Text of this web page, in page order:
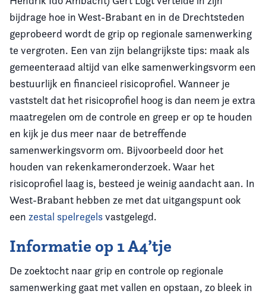
bijdrage hoe in West-Brabant en in de Drechtsteden
geprobeerd wordt de grip op regionale samenwerking
te vergroten. Een van zijn belangrijkste tips: maak als
gemeenteraad altijd van elke samenwerkingsvorm een
bestuurlijk en financieel risicoprofiel. Wanneer je
vaststelt dat het risicoprofiel hoog is dan neem je extra
maatregelen om de controle en greep er op te houden
en kijk je dus meer naar de betreffende
samenwerkingsvorm om. Bijvoorbeeld door het
houden van rekenkameronderzoek. Waar het
risicoprofiel laag is, besteed je weinig aandacht aan. In
West-Brabant hebben ze met dat uitgangspunt ook
een zestal spelregelsvastgelegd.
Informatie op 1 A4’tje
De zoektocht naar grip en controle op regionale
samenwerking gaat met vallen en opstaan, zo bleek in